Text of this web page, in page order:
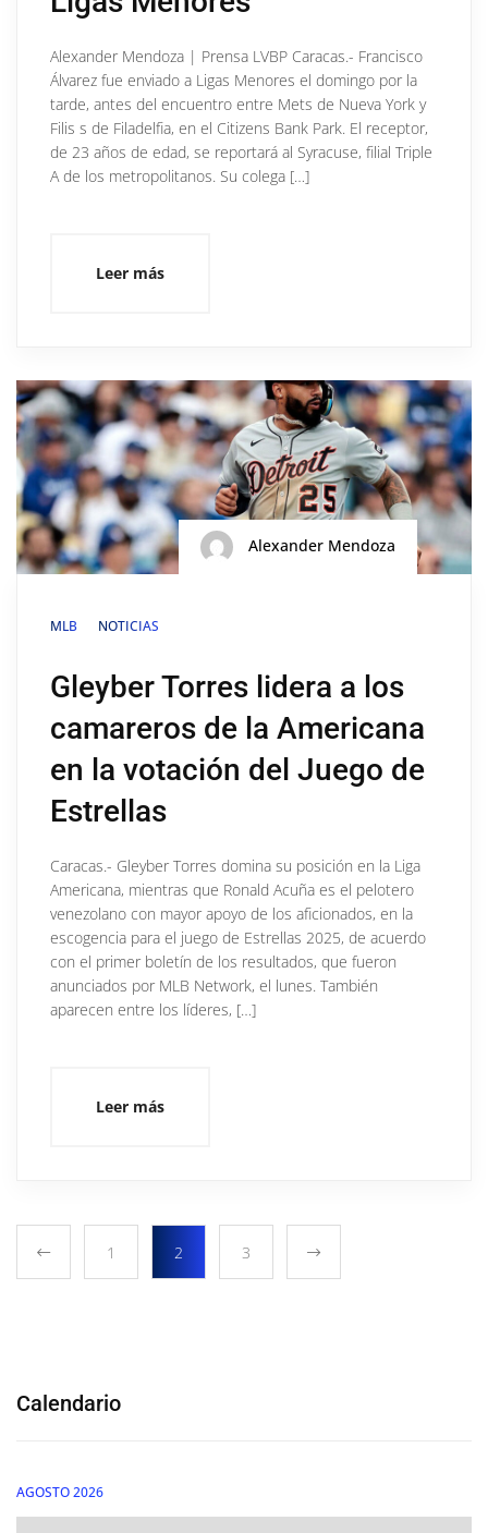
Alexander Mendoza | Prensa LVBP Caracas.- Francisco
Álvarez fue enviado a Ligas Menores el domingo por la
tarde, antes del encuentro entre Mets de Nueva York y
Filis s de Filadelfia, en el Citizens Bank Park. El receptor,
de 23 años de edad, se reportará al Syracuse, filial Triple
A de los metropolitanos. Su colega […]
Leer más
Alexander Mendoza
MLB NOTICIAS
Gleyber Torres lidera a los
camareros de la Americana
en la votación del Juego de
Estrellas
Caracas.- Gleyber Torres domina su posición en la Liga
Americana, mientras que Ronald Acuña es el pelotero
venezolano con mayor apoyo de los aficionados, en la
escogencia para el juego de Estrellas 2025, de acuerdo
con el primer boletín de los resultados, que fueron
anunciados por MLB Network, el lunes. También
aparecen entre los líderes, […]
Leer más
1 2 3
Calendario
AGOSTO 2026